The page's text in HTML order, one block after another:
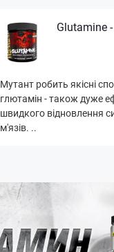
Glutamine
Мутант робить якісні
глютамін - також дуже
швидкого відновлення
м'язів. ..